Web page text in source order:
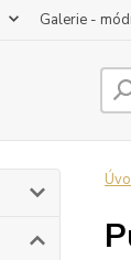
Galerie -